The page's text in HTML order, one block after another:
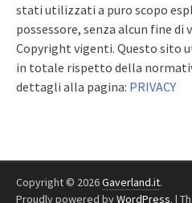
stati utilizzati a puro scopo
possessore, senza alcun fine
Copyright vigenti. Questo sito
in totale rispetto della
dettagli alla pagina: PRIVACY
Copyright © 2026Gaverland.it.
Proudly powered byWordPress. |